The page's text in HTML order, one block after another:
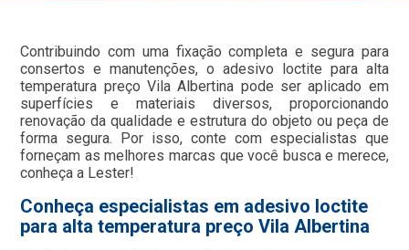
Contribuindo com uma fixação completa e segura para
consertos e manutenções, o adesivo loctite para alta
temperatura preço Vila Albertina pode ser aplicado em
superfícies e materiais diversos, proporcionando
renovação da qualidade e estrutura do objeto ou peça de
forma segura. Por isso, conte com especialistas que
forneçam as melhores marcas que você busca e merece,
conheça a Lester!
Conheça especialistas em adesivo loctite
para alta temperatura preço Vila Albertina